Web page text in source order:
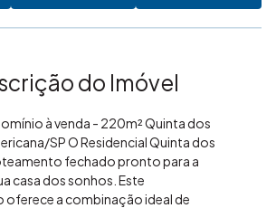
do Imóvel
à venda - 220m² Quinta dos
SP O Residencial Quinta dos
fechado pronto para a
casa dos sonhos. Este
a combinação ideal de